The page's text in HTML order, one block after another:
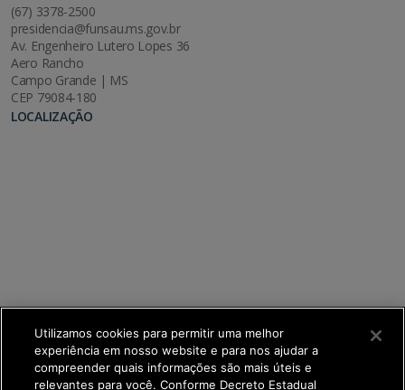
(67) 3378-2500
presidencia@funsau.ms.gov.br
Av. Engenheiro Lutero Lopes 36
Aero Rancho
Campo Grande | MS
CEP 79084-180
LOCALIZAÇÃO
Utilizamos cookies para permitir uma melhor
experiência em nosso website e para nos ajudar a
compreender quais informações são mais úteis e
relevantes para você. Conforme Decreto Estadual